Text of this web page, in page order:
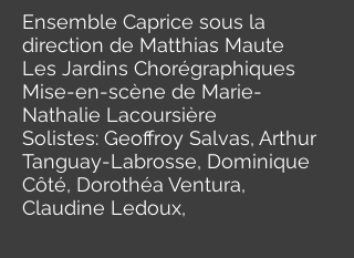
Ensemble Caprice sous la
direction de Matthias Maute
Les Jardins Chorégraphiques
Mise-en-scène de Marie-
Nathalie Lacoursière
Solistes: Geoffroy Salvas, Arthur
Tanguay-Labrosse, Dominique
Côté, Dorothéa Ventura,
Claudine Ledoux,